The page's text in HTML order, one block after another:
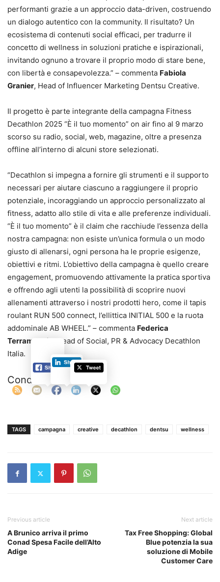
performanti grazie a un approccio data-driven, costruendo
un dialogo autentico con la community. Il risultato? Un
ecosistema di contenuti social efficaci, per tradurre il
concetto di wellness in soluzioni pratiche e ispirazionali,
invitando ognuno a trovare il proprio modo di stare bene,
con libertà e consapevolezza.” – commenta Fabiola
Granier, Head of Influencer Marketing Dentsu Creative.
Il progetto è parte integrante della campagna Fitness
Decathlon 2025 “È il tuo momento” on air fino al 9 marzo
scorso su radio, social, web, magazine, oltre a presenza
offline all’interno di alcuni store selezionati.
“Decathlon si impegna a fornire gli strumenti e il supporto
necessari per aiutare ciascuno a raggiungere il proprio
potenziale, incoraggiando un approccio personalizzato al
fitness, adatto allo stile di vita e alle preferenze individuali.
“È il tuo momento” è il claim che racchiude l’essenza della
nostra campagna: non esiste un’unica formula o un modo
giusto di allenarsi, ogni persona ha le proprie esigenze,
obiettivi e ritmi. L’obiettivo della campagna è quello creare
engagement, promuovendo attivamente la pratica sportiva
e offrendo agli utenti la possibilità di scoprire nuovi
allenamenti attraverso i nostri prodotti hero, come il tapis
roulant RUN 500 connect, l’ellittica INITIAL 500 e la ruota
addominale AB WHEEL.” – commenta Federica
Terramoccia
, Head of Social, PR & Advocacy Decathlon
Italia.
Condividi:
TAGS campagna creative decathlon dentsu wellness
Previous article
A Brunico arriva il primo
Conad Spesa Facile dell’Alto
Adige
Next article
Tax Free Shopping: Global
Blue potenzia la sua
soluzione di Mobile
Customer Care